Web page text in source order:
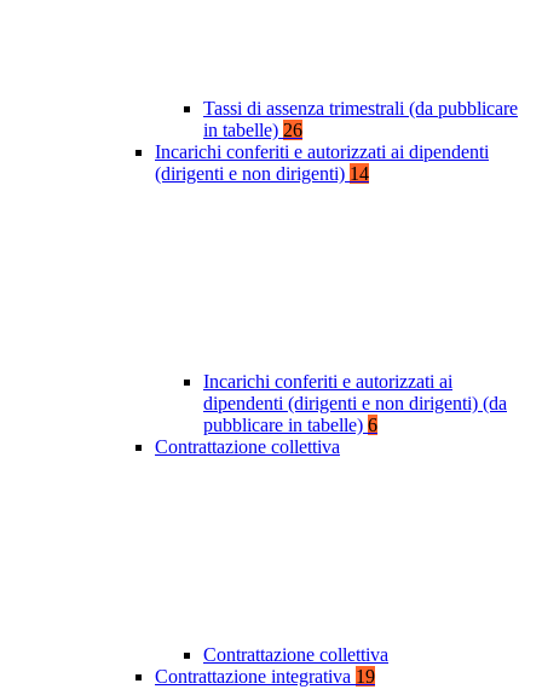
Tassi di assenza trimestrali (da pubblicare
in tabelle) 26
Incarichi conferiti e autorizzati ai dipendenti
(dirigenti e non dirigenti) 14
Incarichi conferiti e autorizzati ai
dipendenti (dirigenti e non dirigenti) (da
pubblicare in tabelle) 6
Contrattazione collettiva
Contrattazione collettiva
Contrattazione integrativa 19